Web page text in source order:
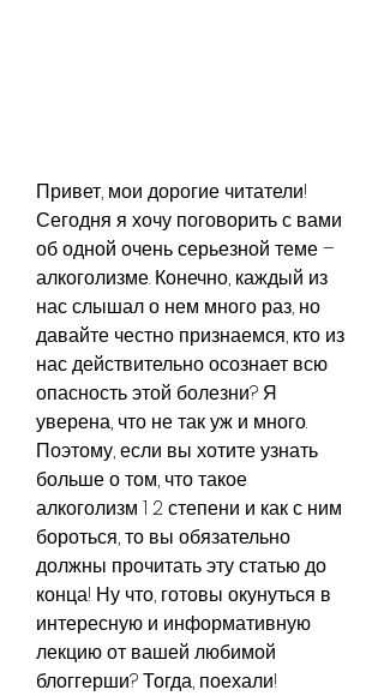
Привет, мои дорогие читатели!
Сегодня я хочу поговорить с вами
об одной очень серьезной теме –
алкоголизме. Конечно, каждый из
нас слышал о нем много раз, но
давайте честно признаемся, кто из
нас действительно осознает всю
опасность этой болезни? Я
уверена, что не так уж и много.
Поэтому, если вы хотите узнать
больше о том, что такое
алкоголизм 1 2 степени и как с ним
бороться, то вы обязательно
должны прочитать эту статью до
конца! Ну что, готовы окунуться в
интересную и информативную
лекцию от вашей любимой
блоггерши? Тогда, поехали!